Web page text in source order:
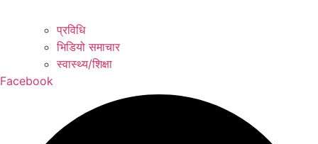
प्रविधि
भिडियो समाचार
स्वास्थ्य/शिक्षा
Facebook